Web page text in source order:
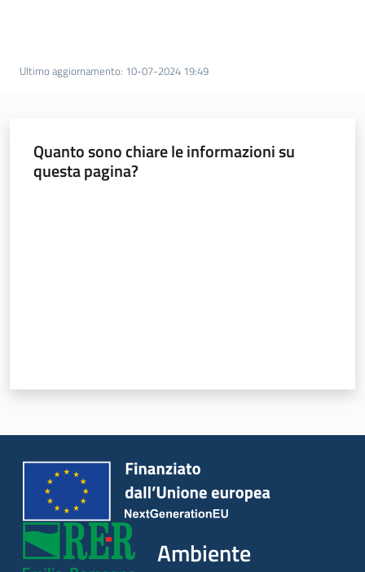
Novità
Ultimo aggiornamento: 10-07-2024 19:49
Quanto sono chiare le informazioni su
questa pagina?
Ambiente